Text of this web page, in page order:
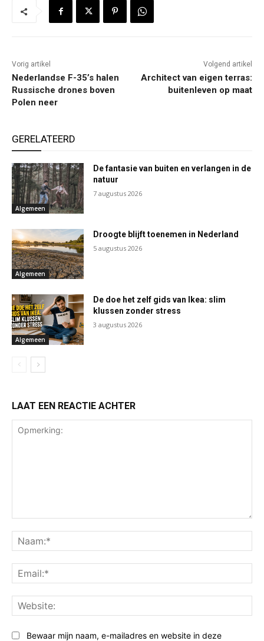
Vorig artikel
Nederlandse F-35’s halen
Russische drones boven
Polen neer
Volgend artikel
Architect van eigen terras:
buitenleven op maat
GERELATEERD
Algemeen
De fantasie van buiten en verlangen in de
natuur
7 augustus 2026
Algemeen
Droogte blijft toenemen in Nederland
5 augustus 2026
Algemeen
De doe het zelf gids van Ikea: slim
klussen zonder stress
3 augustus 2026
LAAT EEN REACTIE ACHTER
Bewaar mijn naam, e-mailadres en website in deze